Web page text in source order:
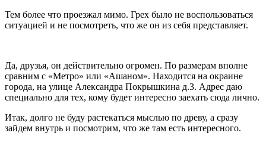
Тем более что проезжал мимо. Грех было не воспользоваться
ситуацией и не посмотреть, что же он из себя представляет.
Да, друзья, он действительно огромен. По размерам вполне
сравним с «Метро» или «Ашаном». Находится на окраине
города, на улице Александра Покрышкина д.3. Адрес даю
специально для тех, кому будет интересно заехать сюда лично.
Итак, долго не буду растекаться мыслью по древу, а сразу
зайдем внутрь и посмотрим, что же там есть интересного.